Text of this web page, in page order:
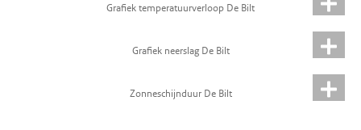
Grafiek temperatuurverloop De Bilt
Grafiek neerslag De Bilt
Zonneschijnduur De Bilt